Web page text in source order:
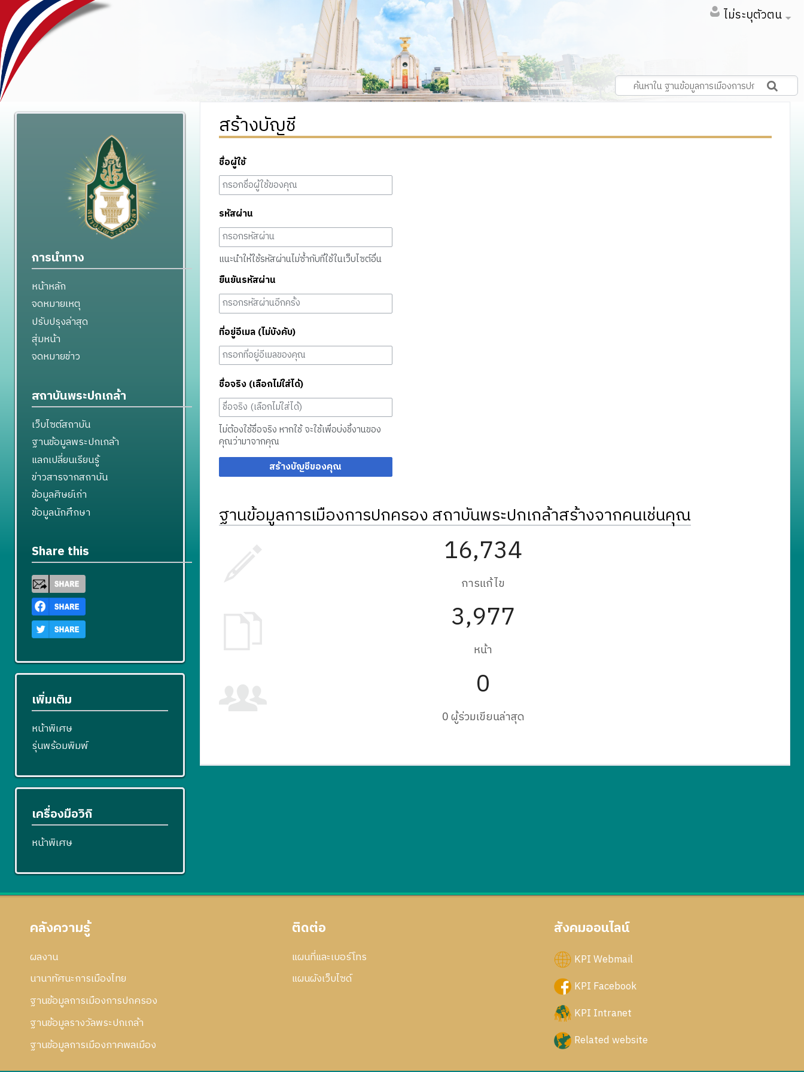
ไม่ระบุตัวตน
สร้างบัญชี
ชื่อผู้ใช้
รหัสผ่าน
แนะนำให้ใช้รหัสผ่านไม่ซ้ำกับที่ใช้ในเว็บไซต์อื่น
ยืนยันรหัสผ่าน
ที่อยู่อีเมล (ไม่บังคับ)
ชื่อจริง (เลือกไม่ใส่ได้)
ไม่ต้องใช้ชื่อจริง หากใช้ จะใช้เพื่อบ่งชี้งานของ
คุณว่ามาจากคุณ
สร้างบัญชีของคุณ
ฐานข้อมูลการเมืองการปกครอง สถาบันพระปกเกล้าสร้างจากคนเช่นคุณ
16,734
การแก้ไข
3,977
หน้า
0
0 ผู้ร่วมเขียนล่าสุด
การนำทาง
หน้าหลัก
จดหมายเหตุ
ปรับปรุงล่าสุด
สุ่มหน้า
จดหมายข่าว
สถาบันพระปกเกล้า
เว็บไซต์สถาบัน
ฐานข้อมูลพระปกเกล้า
แลกเปลี่ยนเรียนรู้
ข่าวสารจากสถาบัน
ข้อมูลศิษย์เก่า
ข้อมูลนักศึกษา
Share this
เพิ่มเติม
หน้าพิเศษ
รุ่นพร้อมพิมพ์
เครื่องมือวิกิ
หน้าพิเศษ
คลังความรู้
ผลงาน
นานาทัศนะการเมืองไทย
ฐานข้อมูลการเมืองการปกครอง
ฐานข้อมูลรางวัลพระปกเกล้า
ฐานข้อมูลการเมืองภาคพลเมือง
ติดต่อ
แผนที่และเบอร์โทร
แผนผังเว็บไซด์
สังคมออนไลน์
KPI Webmail
KPI Facebook
KPI Intranet
Related website